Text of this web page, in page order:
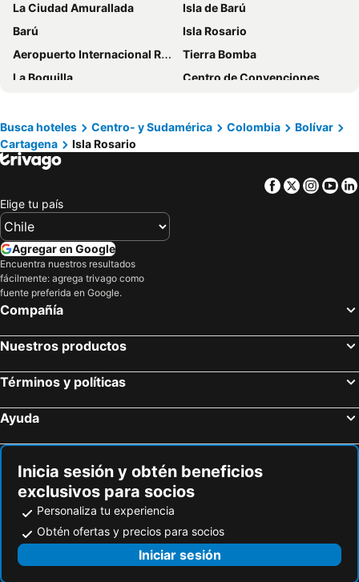
Orika del Mar Hotel
Thani Ecobeach Barú
Rosario EcoHotel
Hotel Rosario De Mar By Tequendama
ACASI Rustic Beach
Casa Rosario
Hotel Isla Lizamar
Brisas del Mar Barú
Nuestros Tres Tesoros
Eco Islabela
La Ciudad Amurallada
Isla de Barú
Barú
Isla Rosario
Aeropuerto Internacional Rafael Núñez
Tierra Bomba
La Boquilla
Centro de Convenciones
Catedral de Santa Catalina de Alejandría
Playa Blanca
Centro Comercial Buenavista
Carnaval de Barranquilla
Estadio Jaime Morón
Plaza de Bolívar
Las Bóvedas
Aeropuerto Internacional Ernesto Cortissoz
Museo de Arte Moderno
Muelle de los Pegasos
Teatro Colón
San Pedro Claver
Parque Nacional Natural Corales del Rosario
Museo Histórico - Palacio de la Inquisición
Busca hoteles Centro- y Sudamérica Colombia
Bolívar
Cartagena
Isla Rosario
Facebook
Twitter
Elige tu país
Agregar en Google
Encuentra nuestros resultados
fácilmente: agrega trivago como
fuente preferida en Google.
Compañía
Nuestros productos
Términos y políticas
Ayuda
Inicia sesión y obtén beneficios
exclusivos para socios
Personaliza tu experiencia
Obtén ofertas y precios para socios
Iniciar sesión